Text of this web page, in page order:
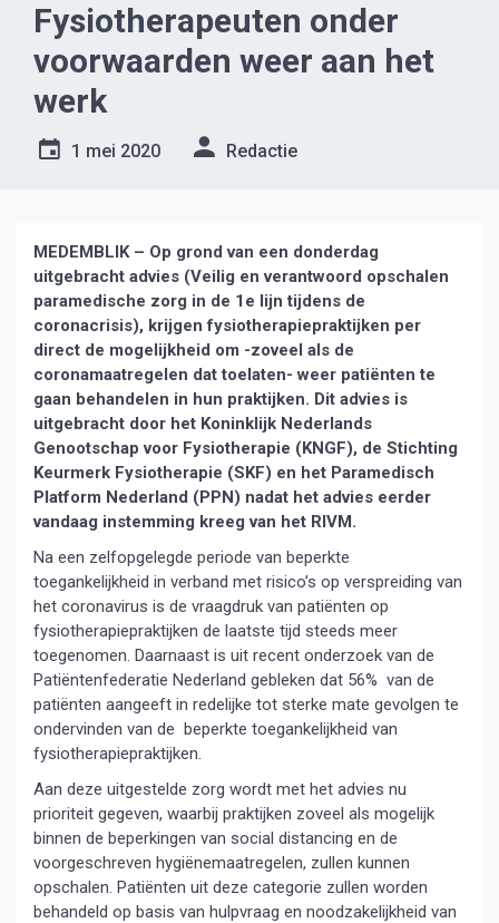
Fysiotherapeuten onder
voorwaarden weer aan het
werk
1 mei 2020 Redactie
MEDEMBLIK – Op grond van een donderdag
uitgebracht advies (Veilig en verantwoord opschalen
paramedische zorg in de 1e lijn tijdens de
coronacrisis), krijgen fysiotherapiepraktijken per
direct de mogelijkheid om -zoveel als de
coronamaatregelen dat toelaten- weer patiënten te
gaan behandelen in hun praktijken. Dit advies is
uitgebracht door het Koninklijk Nederlands
Genootschap voor Fysiotherapie (KNGF), de Stichting
Keurmerk Fysiotherapie (SKF) en het Paramedisch
Platform Nederland (PPN) nadat het advies eerder
vandaag instemming kreeg van het RIVM.
Na een zelfopgelegde periode van beperkte
toegankelijkheid in verband met risico’s op verspreiding van
het coronavirus is de vraagdruk van patiënten op
fysiotherapiepraktijken de laatste tijd steeds meer
toegenomen. Daarnaast is uit recent onderzoek van de
Patiëntenfederatie Nederland gebleken dat 56% van de
patiënten aangeeft in redelijke tot sterke mate gevolgen te
ondervinden van de beperkte toegankelijkheid van
fysiotherapiepraktijken.
Aan deze uitgestelde zorg wordt met het advies nu
prioriteit gegeven, waarbij praktijken zoveel als mogelijk
binnen de beperkingen van social distancing en de
voorgeschreven hygiënemaatregelen, zullen kunnen
opschalen. Patiënten uit deze categorie zullen worden
behandeld op basis van hulpvraag en noodzakelijkheid van